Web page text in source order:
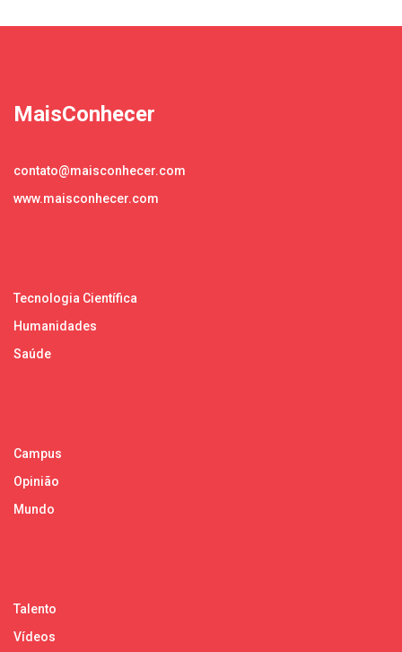
MaisConhecer
contato@maisconhecer.com
www.maisconhecer.com
Tecnologia Científica
Humanidades
Saúde
Campus
Opinião
Mundo
Talento
Vídeos